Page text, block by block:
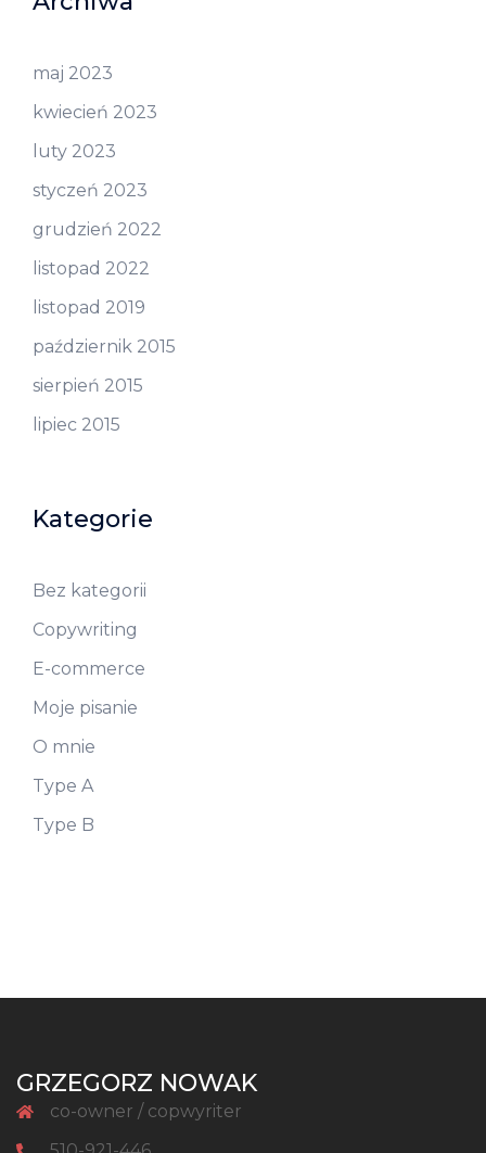
maj 2023
kwiecień 2023
luty 2023
styczeń 2023
grudzień 2022
listopad 2022
listopad 2019
październik 2015
sierpień 2015
lipiec 2015
Kategorie
Bez kategorii
Copywriting
E-commerce
Moje pisanie
O mnie
Type A
Type B
GRZEGORZ NOWAK
co-owner / copwyriter